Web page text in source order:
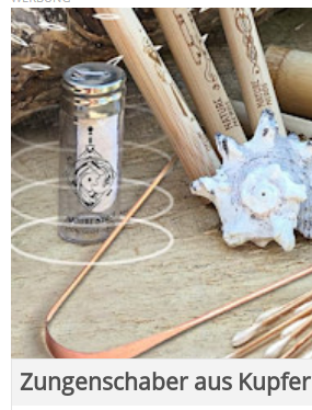
Zungenschaber aus Kupfer